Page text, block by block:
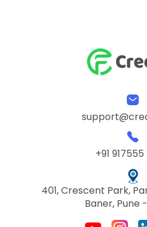
+91
401, Crescent Park,
Baner, Pune